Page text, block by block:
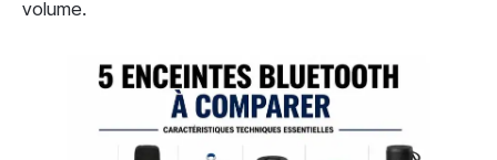
volume.